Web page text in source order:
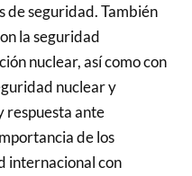
de seguridad. También
la seguridad
nuclear, así como con
nuclear y
respuesta ante
de los
internacional con